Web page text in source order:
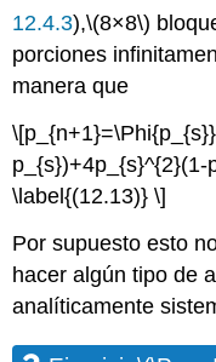
12.4.3),\(8×8\)
porciones
manera que
\label{(12.13)} \]
Por supuesto esto
hacer algún tipo de
analíticamente